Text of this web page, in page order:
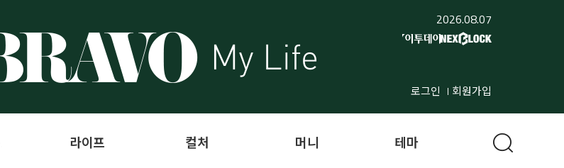
2026.08.07
로그인 회원가입
라이프 컬처 머니 테마